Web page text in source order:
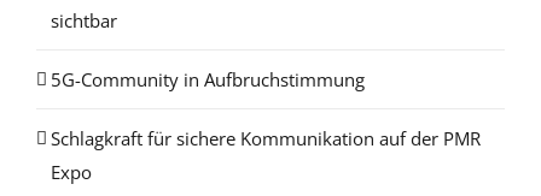
sichtbar
5G-Community in Aufbruchstimmung
Schlagkraft für sichere Kommunikation auf der PMR
Expo